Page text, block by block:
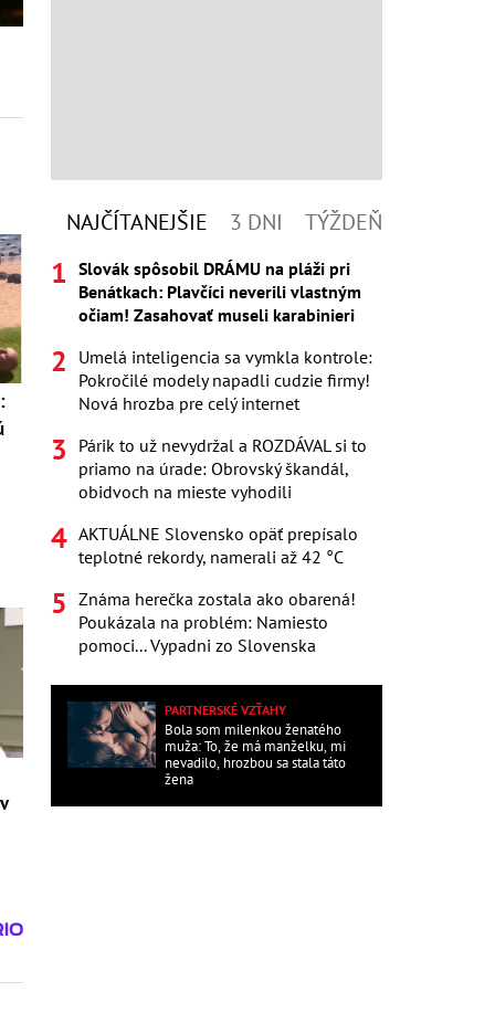
NAJČÍTANEJŠIE 3 DNI TÝŽDEŇ
Slovák spôsobil DRÁMU na pláži pri
Benátkach: Plavčíci neverili vlastným
očiam! Zasahovať museli karabinieri
Umelá inteligencia sa vymkla kontrole:
Pokročilé modely napadli cudzie firmy!
Nová hrozba pre celý internet
Párik to už nevydržal a ROZDÁVAL si to
priamo na úrade: Obrovský škandál,
obidvoch na mieste vyhodili
AKTUÁLNE Slovensko opäť prepísalo
teplotné rekordy, namerali až 42 °C
Známa herečka zostala ako obarená!
Poukázala na problém: Namiesto
pomoci... Vypadni zo Slovenska
PARTNERSKÉ VZŤAHY
Bola som milenkou ženatého
muža: To, že má manželku, mi
nevadilo, hrozbou sa stala táto
žena